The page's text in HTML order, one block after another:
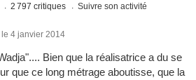
2 797 critiques Suivre son activité
le 4 janvier 2014
Bien que la réalisatrice a du se
que ce long métrage aboutisse, que la